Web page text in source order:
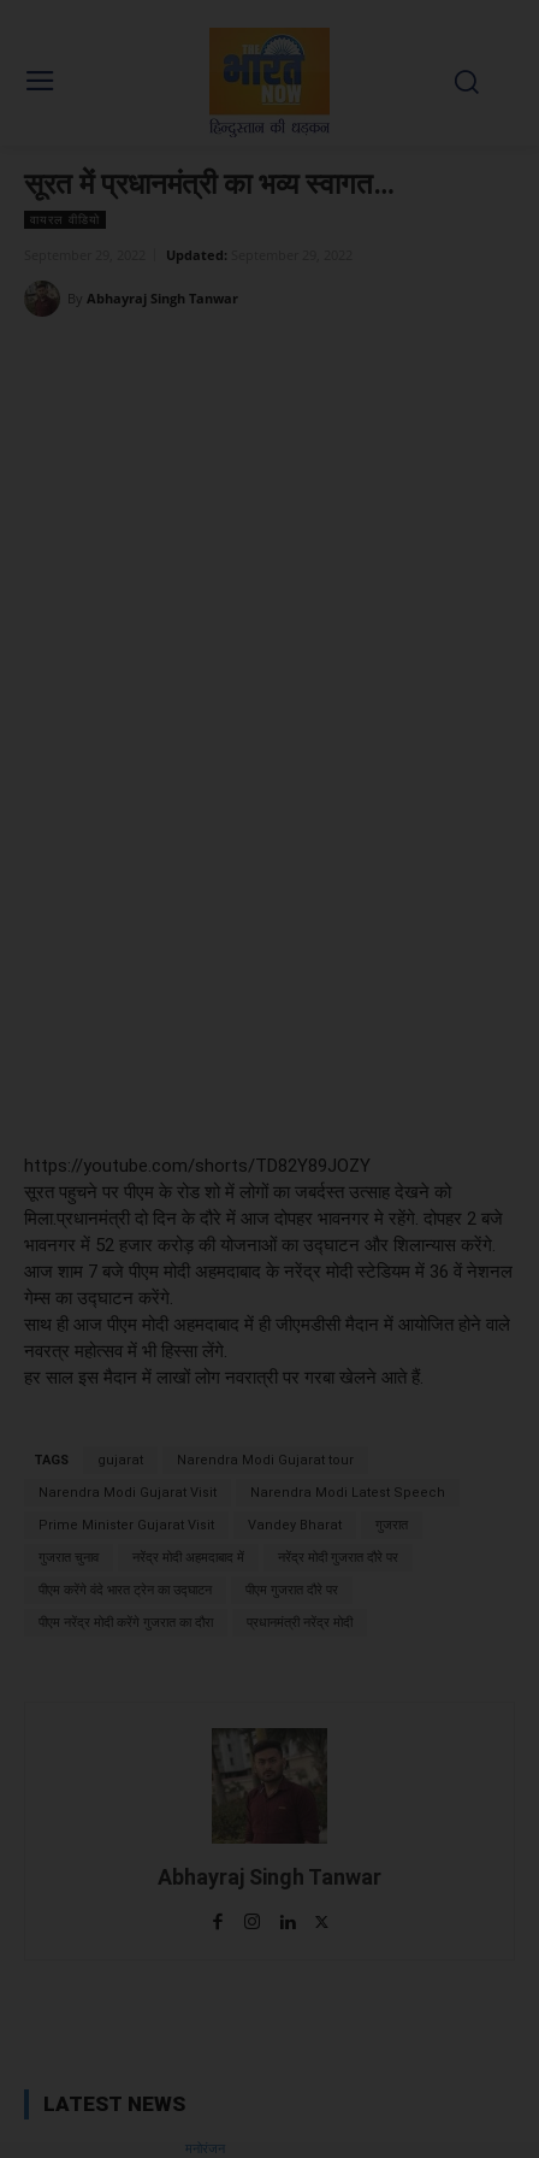
सूरत में प्रधानमंत्री का भव्य स्वागत…
वायरल वीडियो
Updated:
By Abhayraj Singh Tanwar
https://youtube.com/shorts/TD82Y89JOZY
सूरत पहुचने पर पीएम के रोड शो में लोगों का जबर्दस्त उत्साह देखने को
मिला.प्रधानमंत्री दो दिन के दौरे में आज दोपहर भावनगर मे रहेंगे. दोपहर 2 बजे
भावनगर में 52 हजार करोड़ की योजनाओं का उद्घाटन और शिलान्यास करेंगे.
आज शाम 7 बजे पीएम मोदी अहमदाबाद के नरेंद्र मोदी स्टेडियम में 36 वें नेशनल
गेम्स का उद्घाटन करेंगे.
साथ ही आज पीएम मोदी अहमदाबाद में ही जीएमडीसी मैदान में आयोजित होने वाले
नवरत्र महोत्सव में भी हिस्सा लेंगे.
हर साल इस मैदान में लाखों लोग नवरात्री पर गरबा खेलने आते हैं.
TAGS gujarat Narendra Modi Gujarat tour
Narendra Modi Gujarat Visit Narendra Modi Latest Speech
Prime Minister Gujarat Visit Vandey Bharat गुजरात
गुजरात चुनाव नरेंद्र मोदी अहमदाबाद में नरेंद्र मोदी गुजरात दौरे पर
पीएम करेंगे वंदे भारत ट्रेन का उद्घाटन पीएम गुजरात दौरे पर
पीएम नरेंद्र मोदी करेंगे गुजरात का दौरा प्रधानमंत्री नरेंद्र मोदी
Abhayraj Singh Tanwar
LATEST NEWS
मनोरंजन